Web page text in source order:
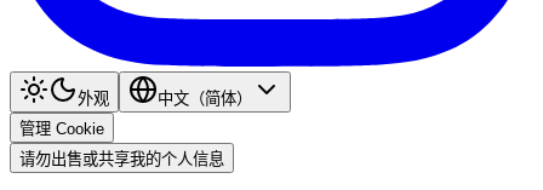
外观
中文（简体）
管理 Cookie
请勿出售或共享我的个人信息